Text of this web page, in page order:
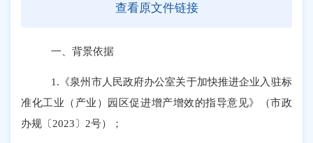
查看原文件链接
一、背景依据
1.《泉州市人民政府办公室关于加快推进企业入驻标
准化工业（产业）园区促进增产增效的指导意见》（市政
办规〔2023〕2号）；